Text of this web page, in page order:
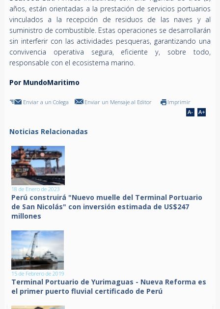
años, están orientadas a la prestación de servicios portuarios
vinculados a la recepción de residuos de las naves y al
suministro de combustible. Estas operaciones se desarrollarán
sin interferir con las actividades pesqueras, garantizando una
convivencia operativa segura, eficiente y, sobre todo,
responsable con el ecosistema marino.
Por MundoMaritimo
Enviar a un Colega Enviar un Mensaje al Editor Imprimir
Noticias Relacionadas
18 de Enero de 2023
Perú construirá "Nuevo muelle del Terminal Portuario
de San Nicolás" con inversión estimada de US$247
millones
15 de Febrero de 2019
Terminal Portuario de Yurimaguas - Nueva Reforma es
el primer puerto fluvial certificado de Perú